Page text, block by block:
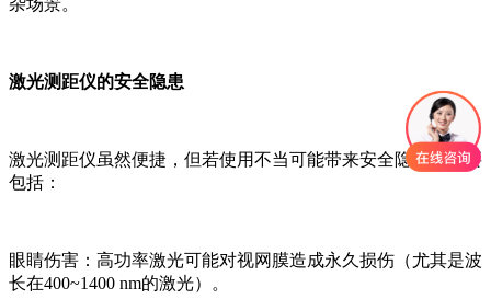
杂场景。
激光测距仪的安全隐患
激光测距仪虽然便捷，但若使用不当可能带来安全隐患，主要
包括：
眼睛伤害：高功率激光可能对视网膜造成永久损伤（尤其是波
长在400~1400 nm的激光）。